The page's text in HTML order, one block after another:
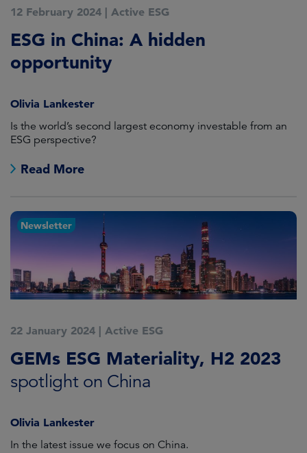
12 February 2024 | Active ESG
ESG in China: A hidden
opportunity
Olivia Lankester
Is the world’s second largest economy investable from an
ESG perspective?
Read More
Newsletter
22 January 2024 | Active ESG
GEMs ESG Materiality, H2 2023
spotlight on China
Olivia Lankester
In the latest issue we focus on China.